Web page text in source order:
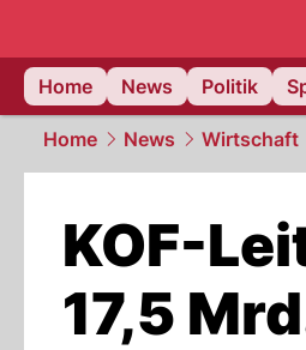
Home
News Politik
Home News Wirtschaft
KOF-
17,5